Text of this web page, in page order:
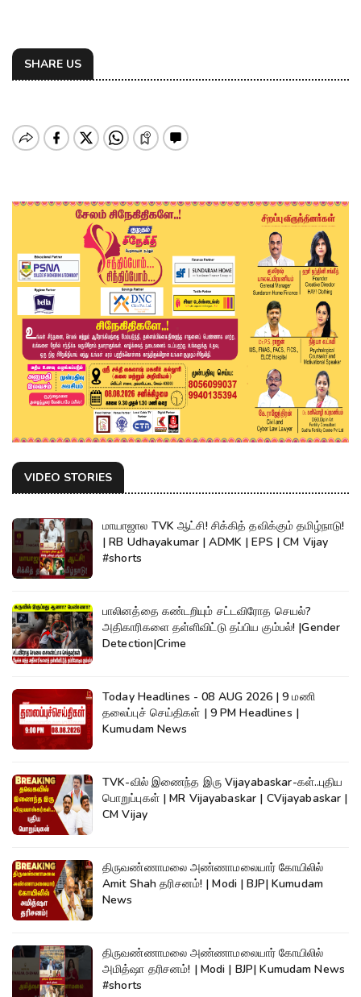
SHARE US
VIDEO STORIES
மாயாஜால TVK ஆட்சி! சிக்கித் தவிக்கும் தமிழ்நாடு!
| RB Udhayakumar | ADMK | EPS | CM Vijay
#shorts
பாலினத்தை கண்டறியும் சட்டவிரோத செயல்?
அதிகாரிகளை தள்ளிவிட்டு தப்பிய கும்பல்! |Gender
Detection|Crime
Today Headlines - 08 AUG 2026 | 9 மணி
தலைப்புச் செய்திகள் | 9 PM Headlines |
Kumudam News
TVK-வில் இணைந்த இரு Vijayabaskar-கள்..புதிய
பொறுப்புகள் | MR Vijayabaskar | CVijayabaskar |
CM Vijay
திருவண்ணாமலை அண்ணாமலையார் கோயிலில்
Amit Shah தரிசனம்! | Modi | BJP| Kumudam
News
திருவண்ணாமலை அண்ணாமலையார் கோயிலில்
அமித்ஷா தரிசனம்! | Modi | BJP| Kumudam News
#shorts